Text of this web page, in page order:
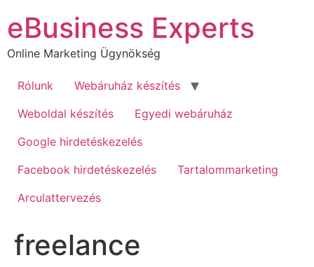
tartalomhoz
eBusiness Experts
Online Marketing Ügynökség
Rólunk
Webáruház készítés
Weboldal készítés
Egyedi webáruház
Google hirdetéskezelés
Facebook hirdetéskezelés
Tartalommarketing
Arculattervezés
freelance